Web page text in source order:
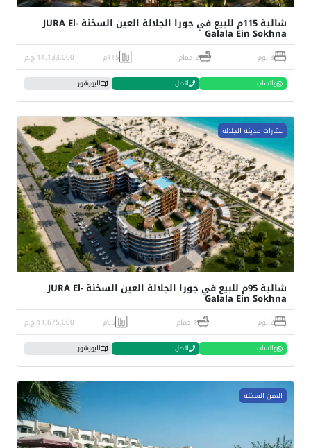
شالية 115م للبيع في جورا الجلالة العين السخنة JURA El-
Galala Ein Sokhna
3 نوم 2 حمام 115م 14,133,000 ج.م
واتساب اتصل البورشور
عقارات مدينة الجلالة
شالية 95م للبيع في جورا الجلالة العين السخنة JURA El-
Galala Ein Sokhna
2 نوم 1 حمام 95م 11,675,000 ج.م
واتساب اتصل البورشور
العين السخنة